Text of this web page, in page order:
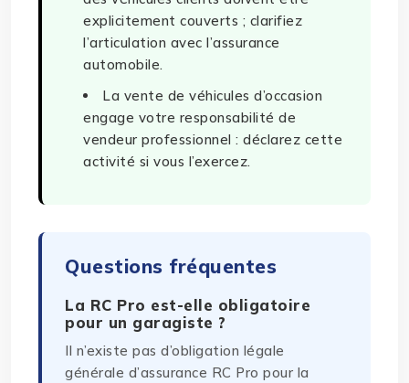
explicitement couverts ; clarifiez
l’articulation avec l’assurance
automobile.
La vente de véhicules d’occasion
engage votre responsabilité de
vendeur professionnel : déclarez cette
activité si vous l’exercez.
Questions fréquentes
La RC Pro est-elle obligatoire
pour un garagiste ?
Il n’existe pas d’obligation légale
générale d’assurance RC Pro pour la